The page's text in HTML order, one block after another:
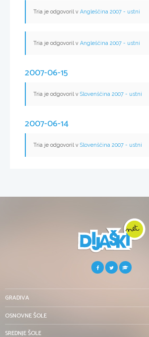
Tria je odgovoril v Angleščina 2007 - ustni
Tria je odgovoril v Angleščina 2007 - ustni
2007-06-15
Tria je odgovoril v Slovenščina 2007 - ustni
2007-06-14
Tria je odgovoril v Slovenščina 2007 - ustni
GRADIVA
OSNOVNE ŠOLE
SREDNJE ŠOLE